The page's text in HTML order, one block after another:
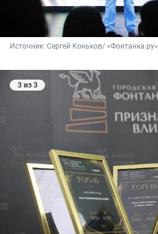
Источник: Сергей Коньков/ «Фонтанка.ру»
3 из 3